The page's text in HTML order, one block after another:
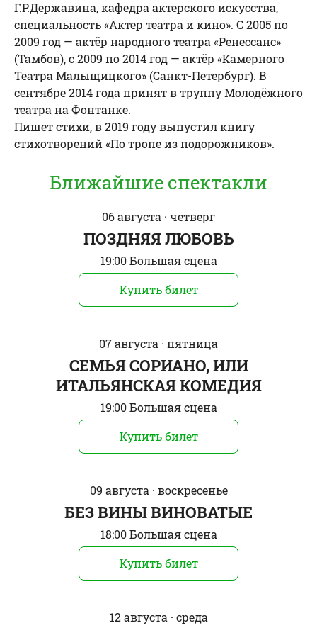
Г.Р.Державина, кафедра актерского искусства,
специальность «Актер театра и кино». С 2005 по
2009 год — актёр народного театра «Ренессанс»
(Тамбов), с 2009 по 2014 год — актёр «Камерного
Театра Малыщицкого» (Санкт-Петербург). В
сентябре 2014 года принят в труппу Молодёжного
театра на Фонтанке.
Пишет стихи, в 2019 году выпустил книгу
стихотворений «По тропе из подорожников».
Ближайшие спектакли
06 августа · четверг
ПОЗДНЯЯ ЛЮБОВЬ
19:00 Большая сцена
Купить билет
07 августа · пятница
СЕМЬЯ СОРИАНО, ИЛИ
ИТАЛЬЯНСКАЯ КОМЕДИЯ
19:00 Большая сцена
Купить билет
09 августа · воскресенье
БЕЗ ВИНЫ ВИНОВАТЫЕ
18:00 Большая сцена
Купить билет
12 августа · среда